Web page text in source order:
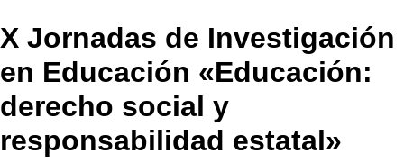
X Jornadas de Investigación
en Educación «Educación:
derecho social y
responsabilidad estatal»